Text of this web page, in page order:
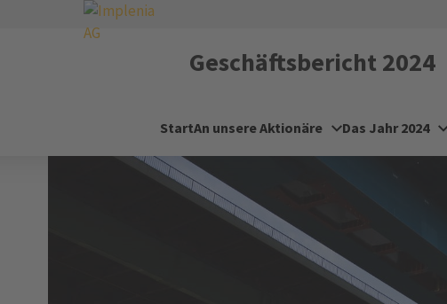
Geschäftsbericht 2024
StartAn unsere Aktionäre Das Jahr 2024